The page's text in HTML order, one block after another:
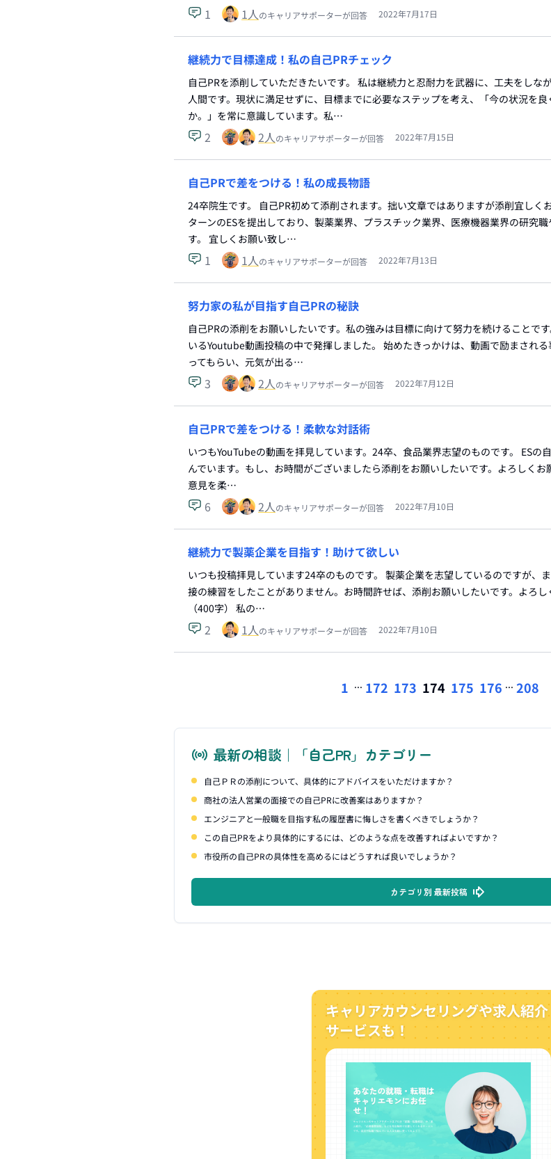
1 1人のキャリアサポーターが回答 2022年7月17日
継続力で目標達成！私の自己PRチェック
自己PRを添削していただきたいです。 私は継続力と忍耐力を武器に、工夫をしな
人間です。現状に満足せずに、目標までに必要なステップを考え、「今の状況を
か。」を常に意識しています。私…
2 2人のキャリアサポーターが回答 2022年7月15日
自己PRで差をつける！私の成長物語
24卒院生です。 自己PR初めて添削されます。拙い文章ではありますが添削宜しく
ターンのESを提出しており、製薬業界、プラスチック業界、医療機器業界の研究
す。 宜しくお願い致し…
1 1人のキャリアサポーターが回答 2022年7月13日
努力家の私が目指す自己PRの秘訣
自己PRの添削をお願いしたいです。私の強みは目標に向けて努力を続けることで
いるYoutube動画投稿の中で発揮しました。 始めたきっかけは、動画で励まされ
ってもらい、元気が出る…
3 2人のキャリアサポーターが回答 2022年7月12日
自己PRで差をつける！柔軟な対話術
いつもYouTubeの動画を拝見しています。24卒、食品業界志望のものです。 ESの
んでいます。もし、お時間がございましたら添削をお願いしたいです。よろしくお
意見を柔…
6 2人のキャリアサポーターが回答 2022年7月10日
継続力で製薬企業を目指す！助けて欲しい
いつも投稿拝見しています24卒のものです。 製薬企業を志望しているのですが、
接の練習をしたことがありません。お時間許せば、添削お願いしたいです。よろ
（400字） 私の…
2 1人のキャリアサポーターが回答 2022年7月10日
1 ... 172 173 174 175 176 ... 208
最新の相談｜「自己PR」カテゴリー
自己ＰＲの添削について、具体的にアドバイスをいただけますか？
商社の法人営業の面接での自己PRに改善案はありますか？
エンジニアと一般職を目指す私の履歴書に悔しさを書くべきでしょうか？
この自己PRをより具体的にするには、どのような点を改善すればよいですか？
市役所の自己PRの具体性を高めるにはどうすれば良いでしょうか？
カテゴリ別 最新投稿
キャリアカウンセリングや求人紹介
サービスも！